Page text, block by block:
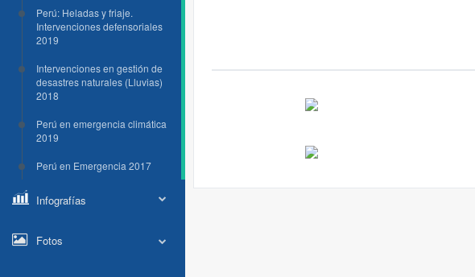
Perú: Heladas y friaje.
Intervenciones defensoriales
2019
Intervenciones en gestión de
desastres naturales (Lluvias)
2018
Perú en emergencia climática
2019
Perú en Emergencia 2017
Infografías
Fotos